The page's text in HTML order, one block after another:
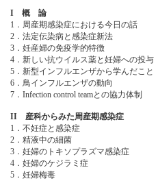
I 概 論
1．周産期感染症における今日の話
2．法定伝染病と感染症新法
3．妊産婦の免疫学的特徴
4．新しい抗ウイルス薬と妊婦への投与
5．新型インフルエンザから学んだこと
6．鳥インフルエンザの動向
7．Infection control teamとの協力体制
II 産科からみた周産期感染症
1．不妊症と感染症
2．精液中の細菌
3．妊婦のトキソプラズマ感染症
4．妊婦のケジラミ症
5．妊婦梅毒